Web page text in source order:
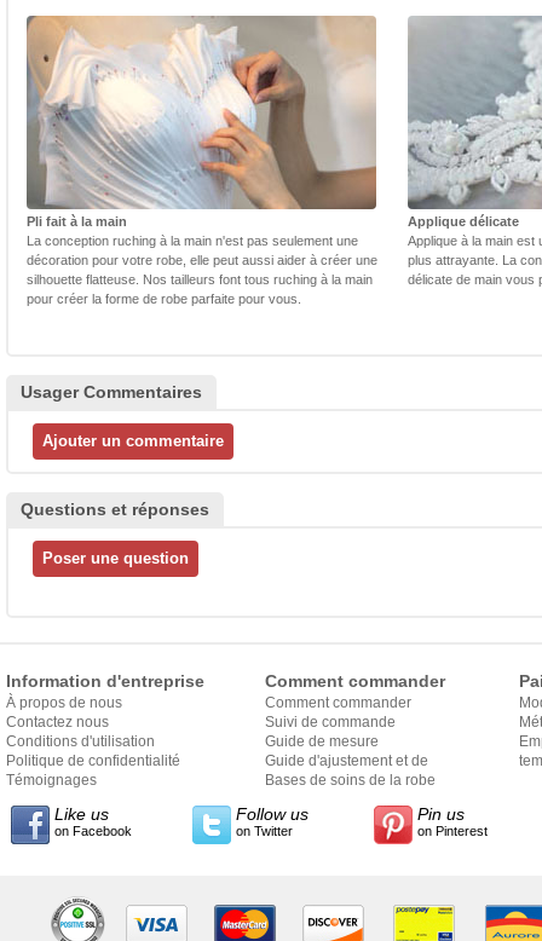
Pli fait à la main
La conception ruching à la main n'est pas seulement une
décoration pour votre robe, elle peut aussi aider à créer une
silhouette flatteuse. Nos tailleurs font tous ruching à la main
pour créer la forme de robe parfaite pour vous.
Applique délicate
Applique à la main est
plus attrayante. La
délicate de main vous
Usager Commentaires
Questions et réponses
Information d'entreprise
À propos de nous
Contactez nous
Conditions d'utilisation
Politique de confidentialité
Témoignages
Comment commander
Comment commander
Suivi de commande
Guide de mesure
Guide d'ajustement et de
style
Bases de soins de la robe
Like us
on Facebook
Follow us
on Twitter
Pin us
on Pinterest